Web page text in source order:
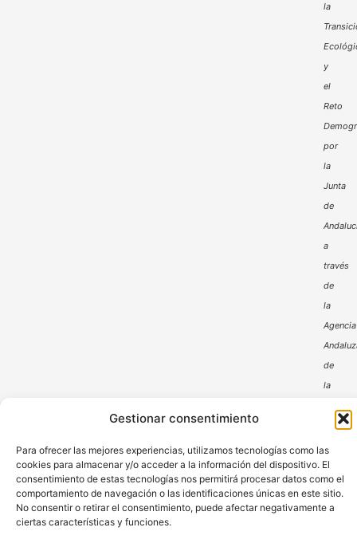
Gestionar consentimiento
Para ofrecer las mejores experiencias, utilizamos tecnologías como las
cookies para almacenar y/o acceder a la información del dispositivo. El
consentimiento de estas tecnologías nos permitirá procesar datos como el
comportamiento de navegación o las identificaciones únicas en este sitio.
No consentir o retirar el consentimiento, puede afectar negativamente a
ciertas características y funciones.
la
y
el
Reto
por
la
Junta
de
a
través
de
la
Agencia
de
la
Aviso Legal Política de Privacidad